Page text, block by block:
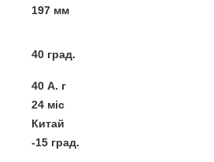
197 мм
40 град.
40 А. г
24 міс
Китай
-15 град.